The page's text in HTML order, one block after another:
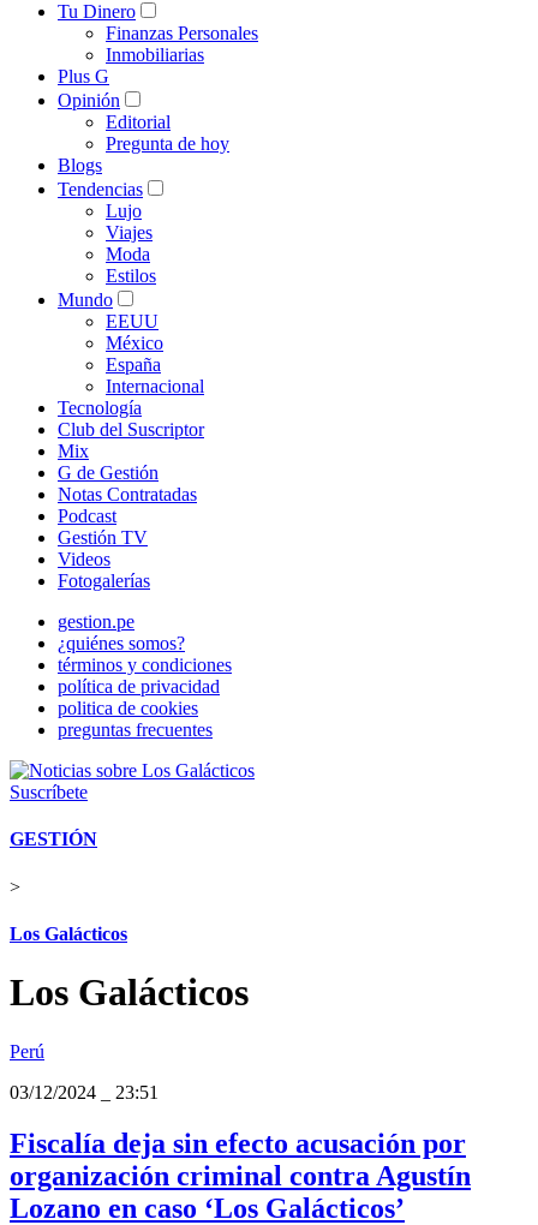
Tu Dinero
Finanzas Personales
Inmobiliarias
Plus G
Opinión
Editorial
Pregunta de hoy
Blogs
Tendencias
Lujo
Viajes
Moda
Estilos
Mundo
EEUU
México
España
Internacional
Tecnología
Club del Suscriptor
Mix
G de Gestión
Notas Contratadas
Podcast
Gestión TV
Videos
Fotogalerías
gestion.pe
¿quiénes somos?
términos y condiciones
política de privacidad
politica de cookies
preguntas frecuentes
Suscríbete
GESTIÓN
>
Los Galácticos
Los Galácticos
Perú
03/12/2024
23:51
Fiscalía deja sin efecto acusación por
organización criminal contra Agustín
Lozano en caso ‘Los Galácticos’